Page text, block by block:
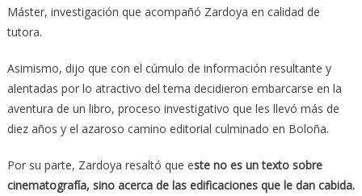
Máster, investigación que acompañó Zardoya en calidad de
tutora.
Asimismo, dijo que con el cúmulo de información resultante y
alentadas por lo atractivo del tema decidieron embarcarse en la
aventura de un libro, proceso investigativo que les llevó más de
diez años y el azaroso camino editorial culminado en Boloña.
Por su parte, Zardoya resaltó que este no es un texto sobre
cinematografía, sino acerca de las edificaciones que le dan cabida.